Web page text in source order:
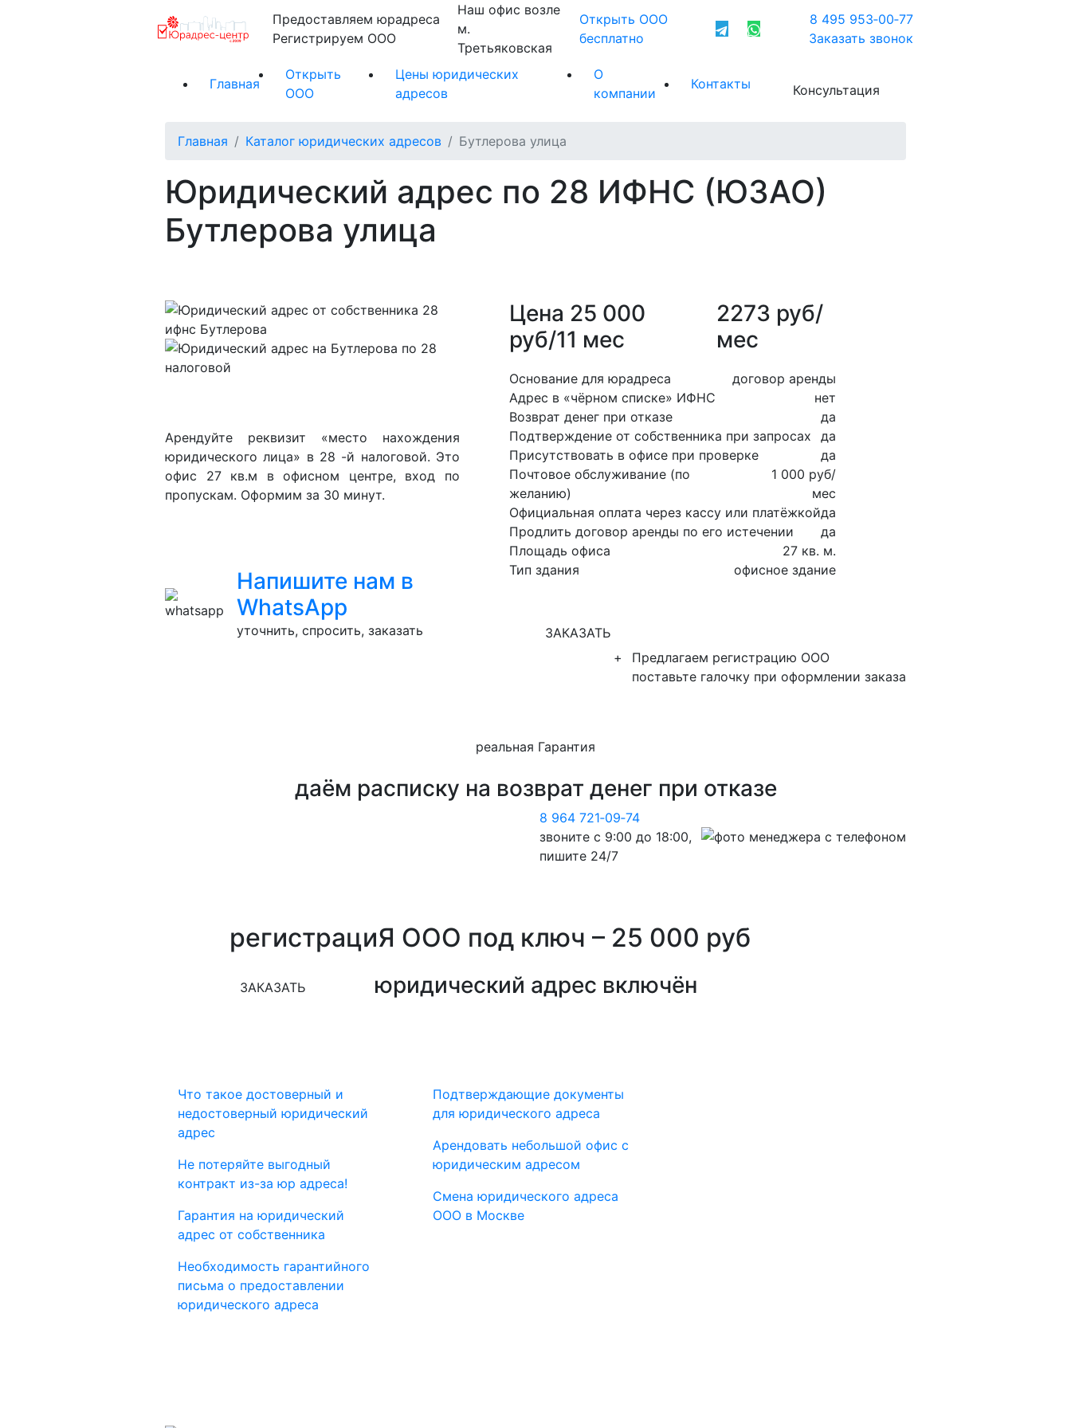
8 495 953‑00‑77
Заказать звонок
Предоставляем юрадреса
Регистрируем ООО
Наш офис возле
м.
Третьяковская
Открыть ООО
бесплатно
Главная
Открыть
ООО
Цены юридических
адресов
О
компании
Контакты Консультация
Главная Каталог юридических адресов Бутлерова улица
Юридический адрес по 28 ИФНС (ЮЗАО)
Бутлерова улица
Арендуйте реквизит «место нахождения
юридического лица» в 28 -й налоговой. Это
офис 27 кв.м в офисном центре, вход по
пропускам. Оформим за 30 минут.
Напишите нам в
WhatsApp
уточнить, спросить, заказать
Цена 25 000
руб/11 мес
2273 руб/
мес
Основание для юрадреса
договор аренды
Адрес в «чёрном списке» ИФНС
нет
Возврат денег при отказе
да
Подтверждение от собственника при запросах
да
Присутствовать в офисе при проверке
да
Почтовое обслуживание (по
желанию)
1 000 руб/
мес
Официальная оплата через кассу или платёжкойда
Продлить договор аренды по его истечении
да
Площадь офиса
27 кв. м.
Тип здания
офисное здание
ЗАКАЗАТЬ
+
Предлагаем регистрацию ООО
поставьте галочку при оформлении заказа
реальная Гарантия
даём расписку на возврат денег при отказе
8 964 721‑09‑74
звоните с 9:00 до 18:00,
пишите 24/7
регистрациЯ ООО под ключ – 25 000 руб
юридический адрес включён
ЗАКАЗАТЬ
Что такое достоверный и
недостоверный юридический
адрес
Не потеряйте выгодный
контракт из-за юр адреса!
Гарантия на юридический
адрес от собственника
Необходимость гарантийного
письма о предоставлении
юридического адреса
Подтверждающие документы
для юридического адреса
Арендовать небольшой офис с
юридическим адресом
Смена юридического адреса
ООО в Москве